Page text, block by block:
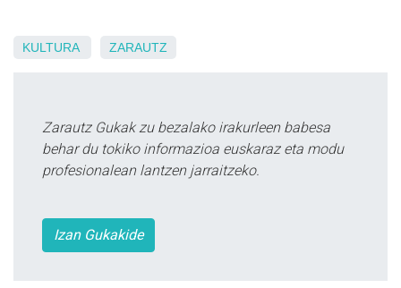
KULTURA ZARAUTZ
Zarautz Gukak zu bezalako irakurleen babesa
behar du tokiko informazioa euskaraz eta modu
profesionalean lantzen jarraitzeko.
Izan Gukakide